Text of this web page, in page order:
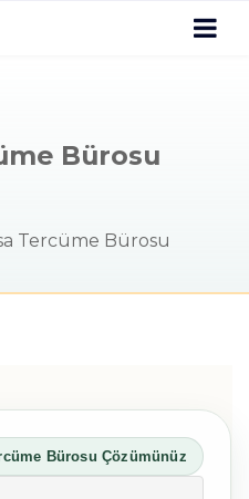
Bürosu
Tercüme Bürosu
Bürosu Çözümünüz